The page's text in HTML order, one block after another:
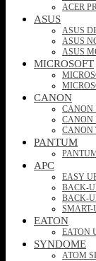
ACER
ASUS
ASUS
ASUS
ASUS
MICROSOFT
CANON
CANON
CANON
CANON
PANTUM
APC
EASY
BACK-
BACK-
SMART-
EATON
EATON
SYNDOME
ATOM